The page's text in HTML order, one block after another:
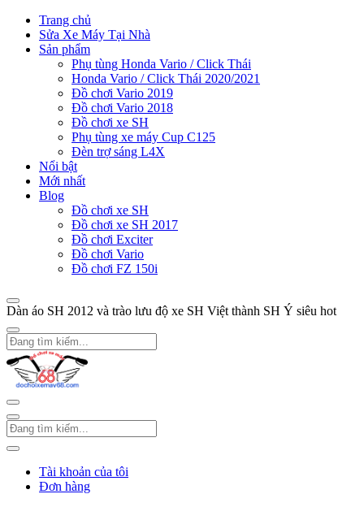
Trang chủ
Sửa Xe Máy Tại Nhà
Sản phẩm
Phụ tùng Honda Vario / Click Thái
Honda Vario / Click Thái 2020/2021
Đồ chơi Vario 2019
Đồ chơi Vario 2018
Đồ chơi xe SH
Phụ tùng xe máy Cup C125
Đèn trợ sáng L4X
Nổi bật
Mới nhất
Blog
Đồ chơi xe SH
Đồ chơi xe SH 2017
Đồ chơi Exciter
Đồ chơi Vario
Đồ chơi FZ 150i
Dàn áo SH 2012 và trào lưu độ xe SH Việt thành SH Ý siêu hot
Tài khoản của tôi
Đơn hàng